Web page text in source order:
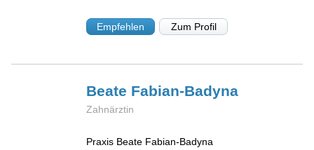
Empfehlen Zum Profil
Beate Fabian-Badyna
Zahnärztin
Praxis Beate Fabian-Badyna